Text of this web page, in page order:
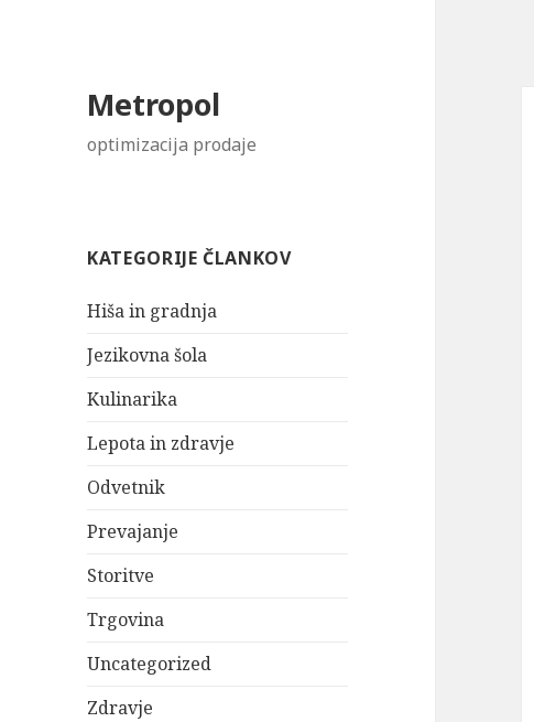
Metropol
optimizacija prodaje
KATEGORIJE ČLANKOV
Hiša in gradnja
Jezikovna šola
Kulinarika
Lepota in zdravje
Odvetnik
Prevajanje
Storitve
Trgovina
Uncategorized
Zdravje